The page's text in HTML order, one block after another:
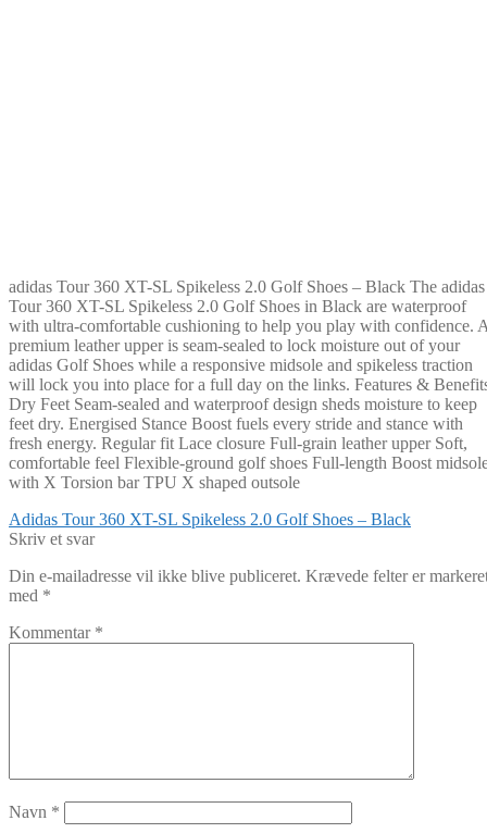
adidas Tour 360 XT-SL Spikeless 2.0 Golf Shoes – Black The adidas
Tour 360 XT-SL Spikeless 2.0 Golf Shoes in Black are waterproof
with ultra-comfortable cushioning to help you play with confidence.
premium leather upper is seam-sealed to lock moisture out of your
adidas Golf Shoes while a responsive midsole and spikeless traction
will lock you into place for a full day on the links. Features &
Dry Feet Seam-sealed and waterproof design sheds moisture to keep
feet dry. Energised Stance Boost fuels every stride and stance with
fresh energy. Regular fit Lace closure Full-grain leather upper Soft,
comfortable feel Flexible-ground golf shoes Full-length Boost
with X Torsion bar TPU X shaped outsole
Indlægsnavigation
Forrige
indlæg:
Adidas Tour 360 XT-SL Spikeless 2.0 Golf Shoes – Black
Skriv et svar
Din e-mailadresse vil ikke blive publiceret. Krævede felter er
med *
Kommentar *
Navn *